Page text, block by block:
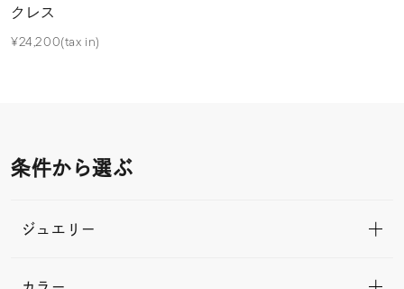
クレス
¥24,200(tax in)
条件から選ぶ
ジュエリー